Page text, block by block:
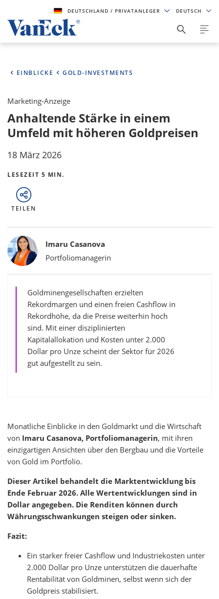
DEUTSCHLAND/ PRIVATANLEGER DEUTSCH
EINBLICKE GOLD-INVESTMENTS
Marketing-Anzeige
Anhaltende Stärke in einem
Umfeld mit höheren Goldpreisen
18 März 2026
LESEZEIT 5 MIN.
TEILEN
Bylines
Imaru Casanova
Portfoliomanagerin
Goldminengesellschaften erzielten
Rekordmargen und einen freien Cashflow in
Rekordhöhe, da die Preise weiterhin hoch
sind. Mit einer disziplinierten
Kapitalallokation und Kosten unter 2.000
Dollar pro Unze scheint der Sektor für 2026
gut aufgestellt zu sein.
Monatliche Einblicke in den Goldmarkt und die Wirtschaft
von Imaru Casanova, Portfoliomanagerin, mit ihren
einzigartigen Ansichten über den Bergbau und die Vorteile
von Gold im Portfolio.
Dieser Artikel behandelt die Marktentwicklung bis
Ende Februar 2026. Alle Wertentwicklungen sind in
Dollar angegeben. Die Renditen können durch
Währungsschwankungen steigen oder sinken.
Fazit:
Ein starker freier Cashflow und Industriekosten unter
2.000 Dollar pro Unze unterstützen die dauerhafte
Rentabilität von Goldminen, selbst wenn sich der
Goldpreis stabilisiert.